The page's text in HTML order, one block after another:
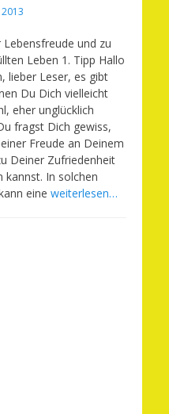
Lebensfreude und zu
Leben 1. Tipp Hallo
lieber Leser, es gibt
Du Dich vielleicht
eher unglücklich
fragst Dich gewiss,
Freude an Deinem
Deiner Zufriedenheit
kannst. In solchen
eine weiterlesen…